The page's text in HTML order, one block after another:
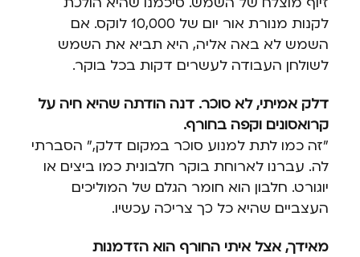
לקנות מנורת אור יום של 10,000 לוקס. אם
השמש לא באה אליה, היא תביא את השמש
לשולחן העבודה לעשרים דקות בכל בוקר.
דלק אמיתי, לא סוכר. דנה הודתה שהיא חיה על
קרואסונים וקפה בחורף.
"זה כמו לתת למנוע סוכר במקום דלק," הסברתי
לה. עברנו לארוחת בוקר חלבונית כמו ביצים או
יוגורט. חלבון הוא חומר הגלם של המוליכים
העצביים שהיא כל כך צריכה עכשיו.
מאידך, אצל איתי החורף הוא הזדמנות